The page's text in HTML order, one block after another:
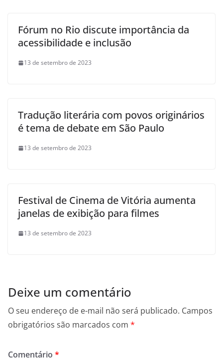
Fórum no Rio discute importância da
acessibilidade e inclusão
13 de setembro de 2023
Tradução literária com povos originários
é tema de debate em São Paulo
13 de setembro de 2023
Festival de Cinema de Vitória aumenta
janelas de exibição para filmes
13 de setembro de 2023
Deixe um comentário
O seu endereço de e-mail não será publicado. Campos
obrigatórios são marcados com *
Comentário *